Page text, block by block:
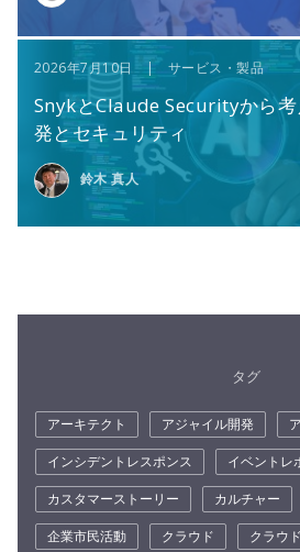
2026年7月10日 | サービス・製品
SnykとClaude Securityから
発とセキュリティ
鈴木 真人
タグ
アーキテクト アジャイル開発
インシデントレスポンス
イベントレ
カスタマーストーリー
カルチャー
企業市民活動
クラウド
クラウ